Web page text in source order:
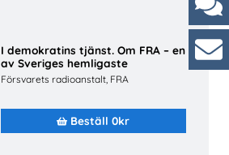
I demokratins tjänst. Om FRA – en
av Sveriges hemligaste
arbetsplatser
Försvarets radioanstalt, FRA
Beställ 0kr